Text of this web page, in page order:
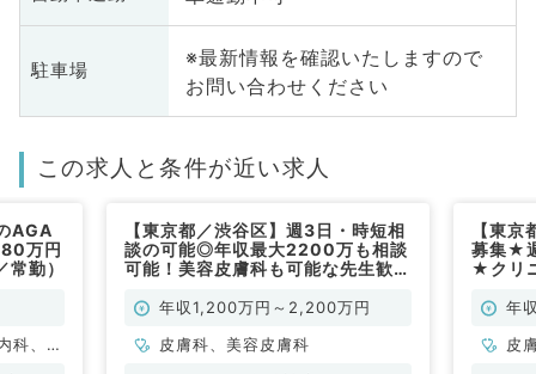
駐車場
※最新情報を確認いたしますので
お問い合わせください
この求人と条件が近い求人
AGA
万円
勤）
科、外
【東京都／渋谷区】週3日・時短相
談の可能◎年収最大2200万も相談
可能！美容皮膚科も可能な先生歓迎
年収1,200万円～2,200万円
皮膚科、美容皮膚科
【東
募集★
★クリ
年
皮